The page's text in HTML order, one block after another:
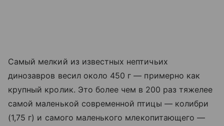
Самый мелкий из известных нептичьих
динозавров весил около 450 г — примерно как
крупный кролик. Это более чем в 200 раз тяжелее
самой маленькой современной птицы — колибри
(1,75 г) и самого маленького млекопитающего —